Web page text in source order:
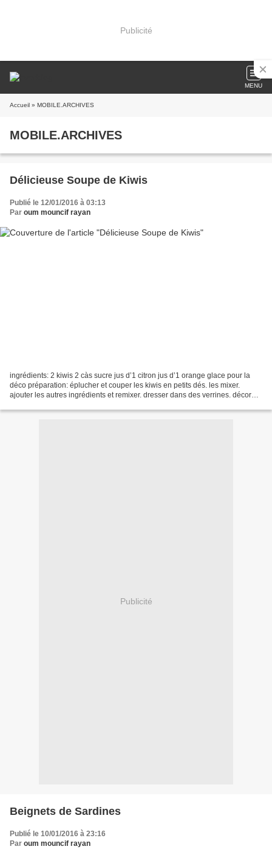
Publicité
MENU
Accueil » MOBILE.ARCHIVES
MOBILE.ARCHIVES
Délicieuse Soupe de Kiwis
Publié le 12/01/2016 à 03:13
Par oum mouncif rayan
ingrédients: 2 kiwis 2 càs sucre jus d’1 citron jus d’1 orange glace pour la
déco préparation: éplucher et couper les kiwis en petits dés. les mixer.
ajouter les autres ingrédients et remixer. dresser dans des verrines. décorer
Publicité
Beignets de Sardines
Publié le 10/01/2016 à 23:16
Par oum mouncif rayan